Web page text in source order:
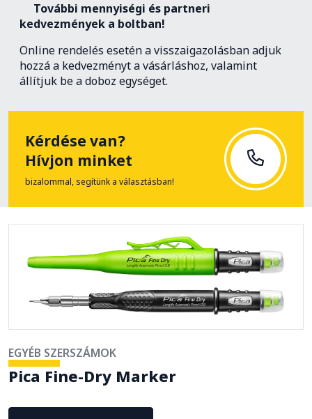
További mennyiségi és partneri
kedvezmények a boltban!
Online rendelés esetén a visszaigazolásban adjuk
hozzá a kedvezményt a vásárláshoz, valamint
állítjuk be a doboz egységet.
Kérdése van?
Hívjon minket
bizalommal, segítünk a választásban!
EGYÉB SZERSZÁMOK
Pica Fine-Dry Marker